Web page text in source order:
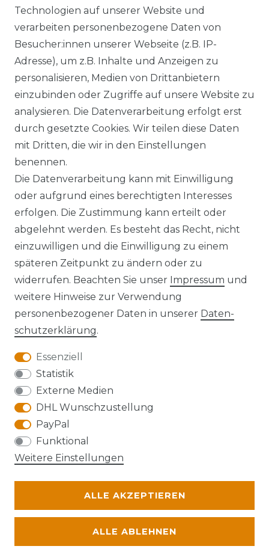
Technologien auf unserer Website und
verarbeiten personenbezogene Daten von
Besucher:innen unserer Webseite (z.B. IP-
Adresse), um z.B. Inhalte und Anzeigen zu
personalisieren, Medien von Drittanbietern
einzubinden oder Zugriffe auf unsere Website zu
analysieren. Die Datenverarbeitung erfolgt erst
durch gesetzte Cookies. Wir teilen diese Daten
mit Dritten, die wir in den Einstellungen
benennen.
Die Datenverarbeitung kann mit Einwilligung
oder aufgrund eines berechtigten Interesses
erfolgen. Die Zustimmung kann erteilt oder
abgelehnt werden. Es besteht das Recht, nicht
einzuwilligen und die Einwilligung zu einem
späteren Zeitpunkt zu ändern oder zu
widerrufen. Beachten Sie unser Impressum und
weitere Hinweise zur Verwendung
personenbezogener Daten in unserer Daten­
schutz­erklärung.
Essenziell
Statistik
Externe Medien
DHL Wunschzustellung
PayPal
Funktional
Weitere Einstellungen
ALLE AKZEPTIEREN
ALLE ABLEHNEN
Impressum Daten­schutz­erklärung
AGB Barrierefreiheitserklärung
Widerrufs­recht
VERTRAG WIDERRUFEN Kontakt
Die Karte kann aufgrund ihrer
Datenschutzeinstellungen nicht angezeigt
werden. Bitte akzeptieren Sie die Verwendung
von Google Maps, um die Karte zu verwenden.
© Abraxas 2026 | Alle Rechte vorbehalten.